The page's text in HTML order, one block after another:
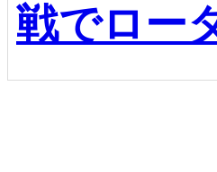
戦でロー